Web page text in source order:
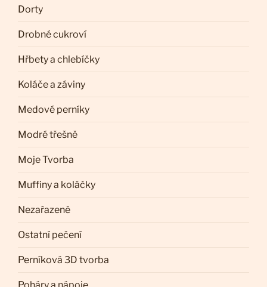
Dorty
Drobné cukroví
Hřbety a chlebíčky
Koláče a záviny
Medové perníky
Modré třešně
Moje Tvorba
Muffiny a koláčky
Nezařazené
Ostatní pečení
Perníková 3D tvorba